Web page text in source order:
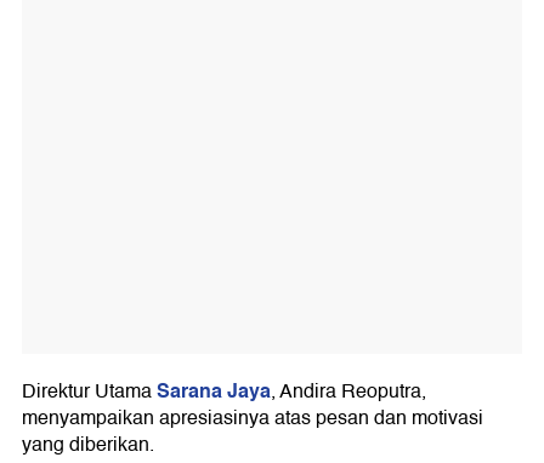
Direktur UtamaSarana Jaya, Andira Reoputra,
menyampaikan apresiasinya atas pesan dan motivasi
yang diberikan.